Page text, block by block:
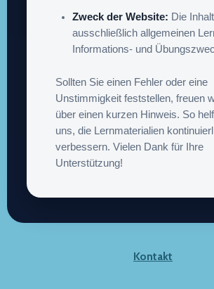
Zweck der Website: Die
ausschließlich allgemeinen
Informations- und
Sollten Sie einen Fehler oder eine
Unstimmigkeit feststellen, freuen
über einen kurzen Hinweis. So
uns, die Lernmaterialien
verbessern. Vielen Dank für Ihre
Unterstützung!
Kontakt